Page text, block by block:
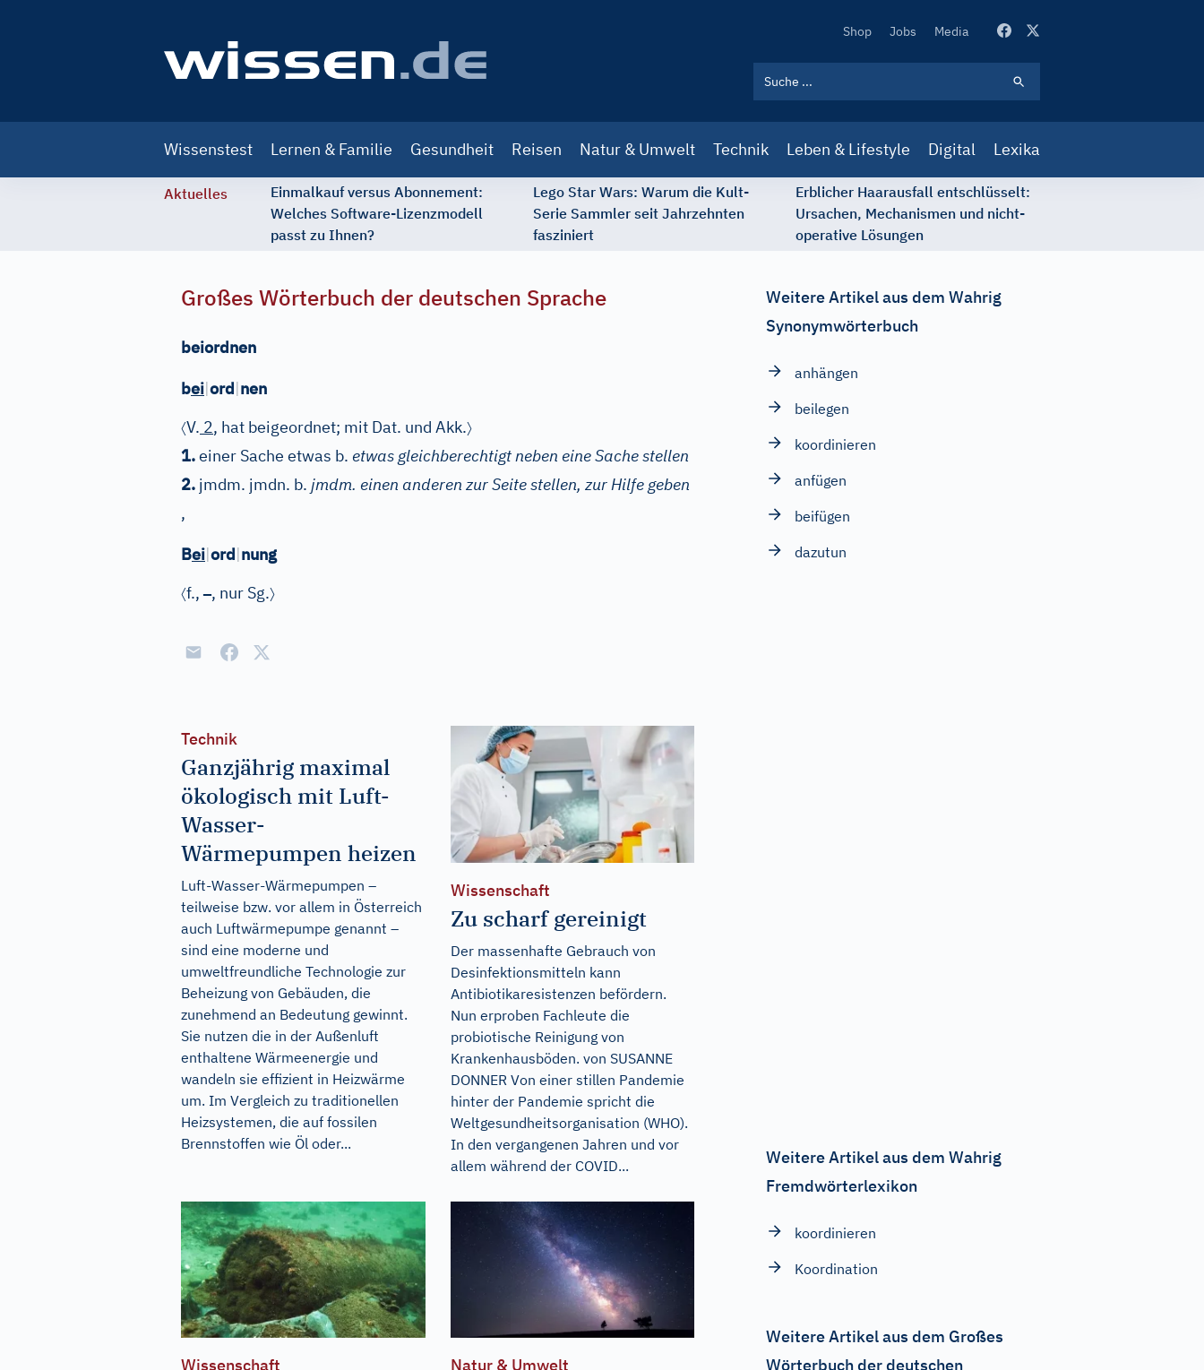
Secondary
Shop Jobs Media
navigation
Wissenstest Lernen & Familie Gesundheit Reisen Natur & Umwelt Technik Leben & Lifestyle Digital Lexika
Aktuelles
Einmalkauf versus Abonnement:
Welches Software-Lizenzmodell
passt zu Ihnen?
Lego Star Wars: Warum die Kult-
Serie Sammler seit Jahrzehnten
fasziniert
Erblicher Haarausfall entschlüsselt:
Ursachen, Mechanismen und nicht-
operative Lösungen
Großes Wörterbuch der deutschen Sprache
beiordnen
bei|ord|nen
〈V. 2, hat beigeordnet; mit Dat. und Akk.〉
1.einer Sache etwas b. etwas gleichberechtigt neben eine Sache stellen
2. jmdm. jmdn. b. jmdm. einen anderen zur Seite stellen, zur Hilfe geben
,
Bei|ord|nung
〈f.,–, nur Sg.〉
Technik
Ganzjährig maximal
ökologisch mit Luft-
Wasser-
Wärmepumpen heizen
Luft-Wasser-Wärmepumpen –
teilweise bzw. vor allem in Österreich
auch Luftwärmepumpe genannt –
sind eine moderne und
umweltfreundliche Technologie zur
Beheizung von Gebäuden, die
zunehmend an Bedeutung gewinnt.
Sie nutzen die in der Außenluft
enthaltene Wärmeenergie und
wandeln sie effizient in Heizwärme
um. Im Vergleich zu traditionellen
Heizsystemen, die auf fossilen
Brennstoffen wie Öl oder...
Wissenschaft
Zu scharf gereinigt
Der massenhafte Gebrauch von
Desinfektionsmitteln kann
Antibiotikaresistenzen befördern.
Nun erproben Fachleute die
probiotische Reinigung von
Krankenhausböden. von SUSANNE
DONNER Von einer stillen Pandemie
hinter der Pandemie spricht die
Weltgesundheitsorganisation (WHO).
In den vergangenen Jahren und vor
allem während der COVID...
Wissenschaft Natur & Umwelt
Weitere Artikel aus dem Wahrig
Synonymwörterbuch
anhängen
beilegen
koordinieren
anfügen
beifügen
dazutun
Weitere Artikel aus dem Wahrig
Fremdwörterlexikon
koordinieren
Koordination
Weitere Artikel aus dem Großes
Wörterbuch der deutschen